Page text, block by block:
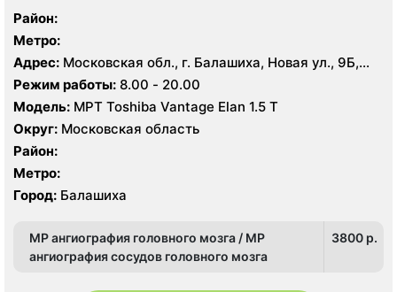
Район:
Метро:
Адрес: Московская обл., г. Балашиха, Новая ул., 9Б,
микрорайон Железнодорожный
Режим работы: 8.00 - 20.00
Модель: МРТ Toshiba Vantage Elan 1.5 Т
Округ: Московская область
Район:
Метро:
Город: Балашиха
МР ангиография головного мозга / МР
ангиография сосудов головного мозга
3800 p.